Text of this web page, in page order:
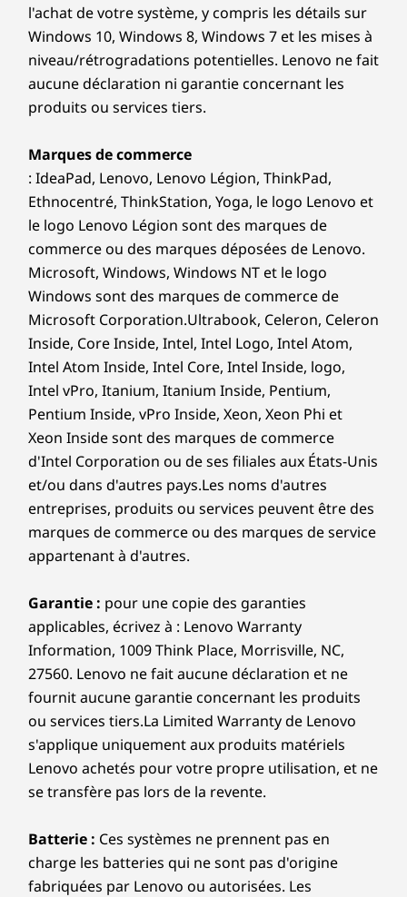
l'achat de votre système, y compris les détails sur
Windows 10, Windows 8, Windows 7 et les mises à
niveau/rétrogradations potentielles. Lenovo ne fait
aucune déclaration ni garantie concernant les
produits ou services tiers.
Marques de commerce
: IdeaPad, Lenovo, Lenovo Légion, ThinkPad,
Ethnocentré, ThinkStation, Yoga, le logo Lenovo et
le logo Lenovo Légion sont des marques de
commerce ou des marques déposées de Lenovo.
Microsoft, Windows, Windows NT et le logo
Windows sont des marques de commerce de
Microsoft Corporation.Ultrabook, Celeron, Celeron
Inside, Core Inside, Intel, Intel Logo, Intel Atom,
Intel Atom Inside, Intel Core, Intel Inside, logo,
Intel vPro, Itanium, Itanium Inside, Pentium,
Pentium Inside, vPro Inside, Xeon, Xeon Phi et
Xeon Inside sont des marques de commerce
d'Intel Corporation ou de ses filiales aux États-Unis
et/ou dans d'autres pays.Les noms d'autres
entreprises, produits ou services peuvent être des
marques de commerce ou des marques de service
appartenant à d'autres.
Garantie : pour une copie des garanties
applicables, écrivez à : Lenovo Warranty
Information, 1009 Think Place, Morrisville, NC,
27560. Lenovo ne fait aucune déclaration et ne
fournit aucune garantie concernant les produits
ou services tiers.La Limited Warranty de Lenovo
s'applique uniquement aux produits matériels
Lenovo achetés pour votre propre utilisation, et ne
se transfère pas lors de la revente.
Batterie : Ces systèmes ne prennent pas en
charge les batteries qui ne sont pas d'origine
fabriquées par Lenovo ou autorisées. Les